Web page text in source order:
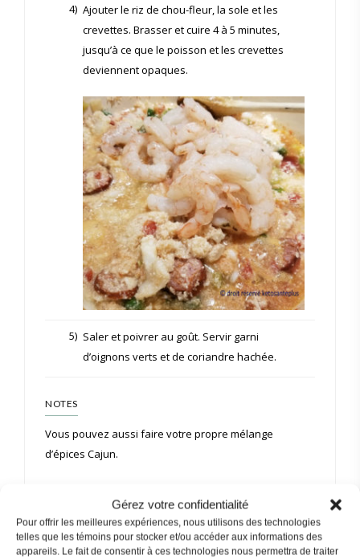
Gérez votre confidentialité
Pour offrir les meilleures expériences, nous utilisons des technologies
telles que les témoins pour stocker et/ou accéder aux informations des
appareils. Le fait de consentir à ces technologies nous permettra de traiter
4) Ajouter le riz de chou-fleur, la sole et les
crevettes. Brasser et cuire 4 à 5 minutes,
jusqu’à ce que le poisson et les crevettes
deviennent opaques.
5) Saler et poivrer au goût. Servir garni
d’oignons verts et de coriandre hachée.
NOTES
Vous pouvez aussi faire votre propre mélange
d’épices Cajun.
1/2 c. à thé de poudre d’ail
1/2 c. à thé de paprika